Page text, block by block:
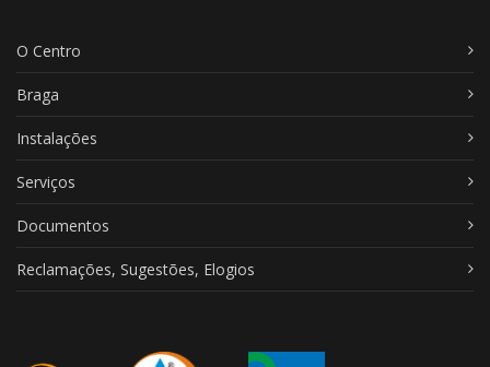
O Centro
Braga
Instalações
Serviços
Documentos
Reclamações, Sugestões, Elogios